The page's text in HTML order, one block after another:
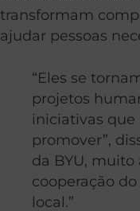
transformam
ajudar pessoas
“Eles se
projetos
iniciativas que
promover”,
da BYU,
cooperação
local.”